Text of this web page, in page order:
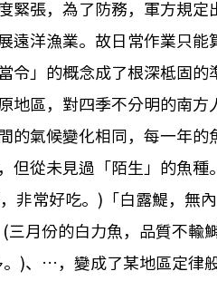
緊張，為了防務，軍方規定
遠洋漁業。故日常作業只能
令」的概念成了根深柢固的
地區，對四季不分明的南方
的氣候變化相同，每一年的
但從未見過「陌生」的魚種
非常好吃。)「白露鯷，無
月份的白力魚，品質不輸
)、…，變成了某地區定律般